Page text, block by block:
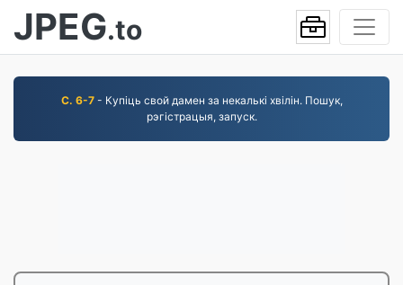
JPEG.to
С. 6-7- Купіць свой дамен за некалькі хвілін. Пошук,
рэгістрацыя, запуск.